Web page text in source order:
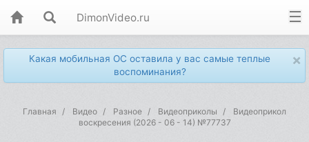
DimonVideo.ru
×
Какая мобильная ОС оставила у вас самые теплые
воспоминания?
Главная Видео Разное Видеоприколы
Видеоприкол
воскресения (2026 - 06 - 14) №77737